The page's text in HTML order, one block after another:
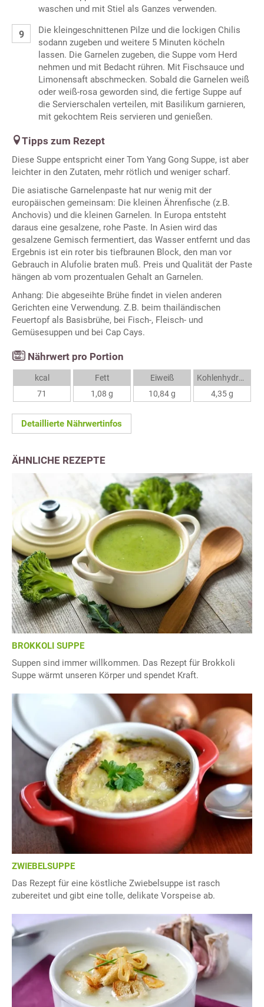
waschen und mit Stiel als Ganzes verwenden.
Die kleingeschnittenen Pilze und die lockigen Chilis
sodann zugeben und weitere 5 Minuten köcheln
lassen. Die Garnelen zugeben, die Suppe vom Herd
nehmen und mit Bedacht rühren. Mit Fischsauce und
Limonensaft abschmecken. Sobald die Garnelen weiß
oder weiß-rosa geworden sind, die fertige Suppe auf
die Servierschalen verteilen, mit Basilikum garnieren,
mit gekochtem Reis servieren und genießen.
Tipps zum Rezept
Diese Suppe entspricht einer Tom Yang Gong Suppe, ist aber
leichter in den Zutaten, mehr rötlich und weniger scharf.
Die asiatische Garnelenpaste hat nur wenig mit der
europäischen gemeinsam: Die kleinen Ährenfische (z.B.
Anchovis) und die kleinen Garnelen. In Europa entsteht
daraus eine gesalzene, rohe Paste. In Asien wird das
gesalzene Gemisch fermentiert, das Wasser entfernt und das
Ergebnis ist ein roter bis tiefbraunen Block, den man vor
Gebrauch in Alufolie braten muß. Preis und Qualität der Paste
hängen ab vom prozentualen Gehalt an Garnelen.
Anhang: Die abgeseihte Brühe findet in vielen anderen
Gerichten eine Verwendung. Z.B. beim thailändischen
Feuertopf als Basisbrühe, bei Fisch-, Fleisch- und
Gemüsesuppen und bei Cap Cays.
Nährwert pro Portion
kcal
71
Fett
1,08 g
Eiweiß
10,84 g
Kohlenhydrate
4,35 g
Detaillierte Nährwertinfos
ÄHNLICHE REZEPTE
BROKKOLI SUPPE
Suppen sind immer willkommen. Das Rezept für Brokkoli
Suppe wärmt unseren Körper und spendet Kraft.
ZWIEBELSUPPE
Das Rezept für eine köstliche Zwiebelsuppe ist rasch
zubereitet und gibt eine tolle, delikate Vorspeise ab.